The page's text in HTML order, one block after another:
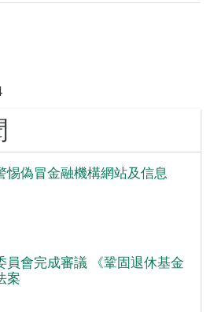
惕偽冒金融機構網站及信息
員會完成審議 《鞏固退休基金
案